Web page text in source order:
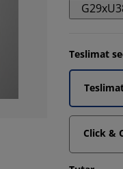
Teslimat
Click &